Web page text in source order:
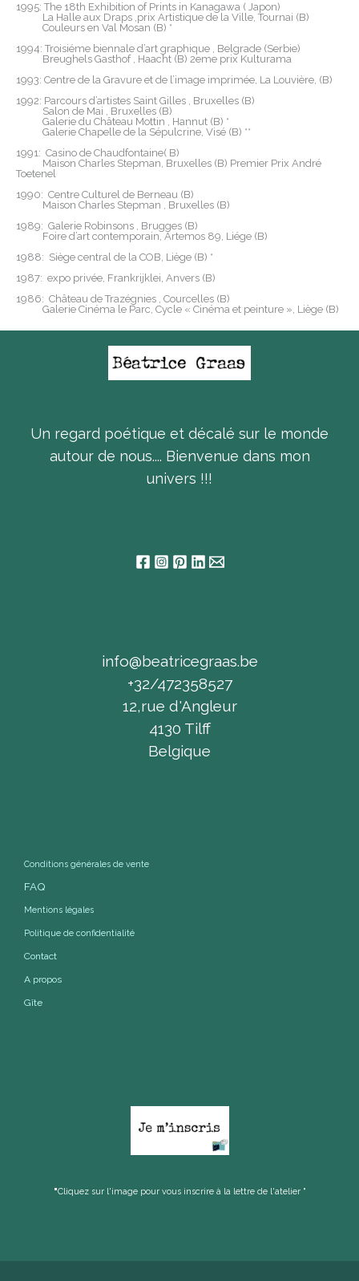
1995: The 18th Exhibition of Prints in Kanagawa ( Japon)
La Halle aux Draps ,prix Artistique de la Ville, Tournai (B)
Couleurs en Val Mosan (B) *
1994: Troisiéme biennale d’art graphique , Belgrade (Serbie)
Breughels Gasthof , Haacht (B) 2eme prix Kulturama
1993: Centre de la Gravure et de l’image imprimée, La Louvière, (B)
1992: Parcours d’artistes Saint Gilles , Bruxelles (B)
Salon de Mai , Bruxelles (B)
Galerie du Château Mottin , Hannut (B) *
Galerie Chapelle de la Sépulcrine, Visé (B) **
1991: Casino de Chaudfontaine( B)
Maison Charles Stepman, Bruxelles (B) Premier Prix André
Toetenel
1990: Centre Culturel de Berneau (B)
Maison Charles Stepman , Bruxelles (B)
1989: Galerie Robinsons , Brugges (B)
Foire d’art contemporain, Artemos 89, Liége (B)
1988: Siège central de la COB, Liège (B) *
1987: expo privée, Frankrijklei, Anvers (B)
1986: Château de Trazégnies , Courcelles (B)
Galerie Cinéma le Parc, Cycle « Cinéma et peinture », Liège (B)
Un regard poétique et décalé sur le monde
autour de nous.... Bienvenue dans mon
univers !!!
info@beatricegraas.be
+32/472358527
12,rue d'Angleur
4130 Tilff
Belgique
Conditions générales de vente
FAQ
Mentions légales
Politique de confidentialité
Contact
A propos
Gîte
"Cliquez sur l'image pour vous inscrire à la lettre de l'atelier "